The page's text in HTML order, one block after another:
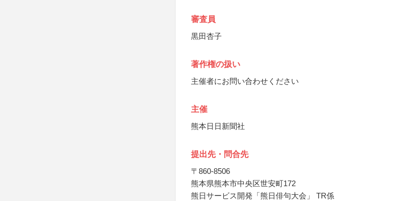
審査員
黒田杏子
著作権の扱い
主催者にお問い合わせください
主催
熊本日日新聞社
提出先・問合先
〒860-8506
熊本県熊本市中央区世安町172
熊日サービス開発「熊日俳句大会」 TR係